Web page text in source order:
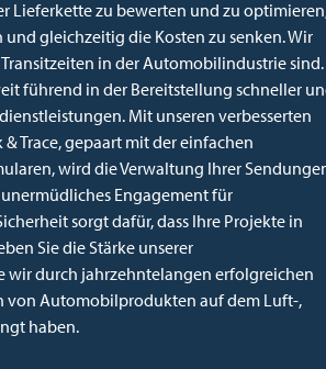
Lieferkette zu bewerten und zu
und gleichzeitig die Kosten zu senken. Wir
in der Automobilindustrie sind.
führend in der Bereitstellung schneller
Mit unseren verbesserten
Trace, gepaart mit der einfachen
wird die Verwaltung Ihrer
Engagement für
sorgt dafür, dass Ihre Projekte in
Sie die Stärke unserer
wir durch jahrzehntelangen erfolgreichen
von Automobilprodukten auf dem Luft-,
haben.